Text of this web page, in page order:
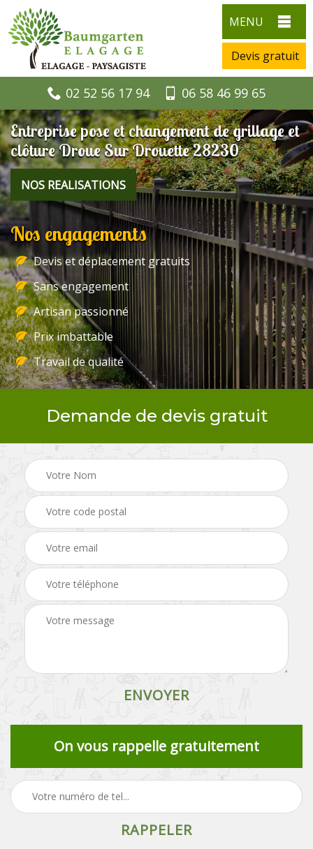
MENU
Devis gratuit
02 52 56 17 94 06 58 46 99 65
Entreprise pose et changement de grillage et
clôture Droue Sur Drouette 28230
NOS REALISATIONS
Nos engagements
Devis et déplacement gratuits
Sans engagement
Artisan passionné
Prix imbattable
Travail de qualité
Demande de devis gratuit
On vous rappelle gratuitement